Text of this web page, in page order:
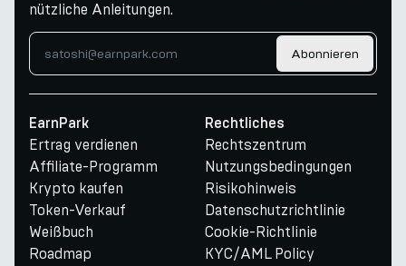
nützliche Anleitungen.
Abonnieren
EarnPark
Ertrag verdienen
Affiliate-Programm
Krypto kaufen
Token-Verkauf
Weißbuch
Roadmap
Rechtliches
Rechtszentrum
Nutzungsbedingungen
Risikohinweis
Datenschutzrichtlinie
Cookie-Richtlinie
KYC/AML Policy